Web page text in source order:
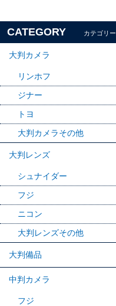
CATEGORY カテゴリー
大判カメラ
リンホフ
ジナー
トヨ
大判カメラその他
大判レンズ
シュナイダー
フジ
ニコン
大判レンズその他
大判備品
中判カメラ
フジ